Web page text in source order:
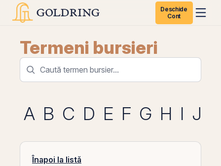
Deschide
Cont
Termeni bursieri
A B C D E F G H I J
Înapoi la listă